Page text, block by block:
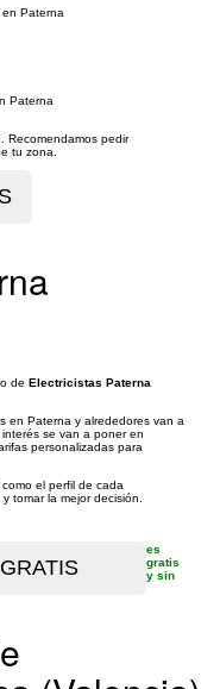
Paterna
Paterna
Recomendamos pedir
tu zona.
de Electricistas Paterna
en Paterna y alrededores van a
se van a poner en
personalizadas para
el perfil de cada
tomar la mejor decisión.
es
gratis
y sin